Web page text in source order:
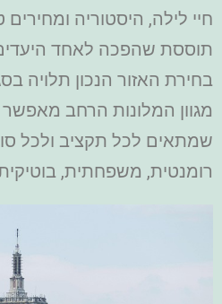
חיי לילה, היסטוריה
תוססת שהפכה לאחד
בחירת האזור הנכון תלויה
מגוון המלונות הרחב
שמתאים לכל תקציב ולכל
רומנטית, משפחתית,